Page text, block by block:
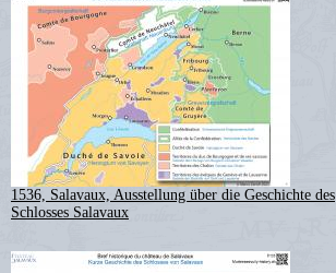
1536, Salavaux, Ausstellung über die Geschichte des
Schlosses Salavaux